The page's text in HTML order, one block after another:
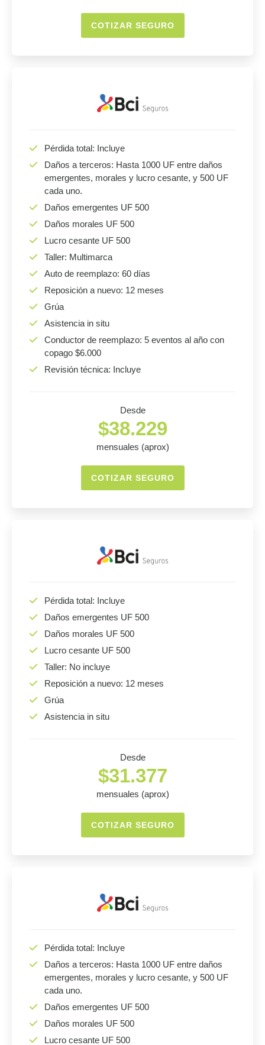
COTIZAR SEGURO
Pérdida total: Incluye
Daños a terceros: Hasta 1000 UF entre daños
emergentes, morales y lucro cesante, y 500 UF
cada uno.
Daños emergentes UF 500
Daños morales UF 500
Lucro cesante UF 500
Taller: Multimarca
Auto de reemplazo: 60 días
Reposición a nuevo: 12 meses
Grúa
Asistencia in situ
Conductor de reemplazo: 5 eventos al año con
copago $6.000
Revisión técnica: Incluye
Desde
$38.229
mensuales (aprox)
COTIZAR SEGURO
Pérdida total: Incluye
Daños emergentes UF 500
Daños morales UF 500
Lucro cesante UF 500
Taller: No incluye
Reposición a nuevo: 12 meses
Grúa
Asistencia in situ
Desde
$31.377
mensuales (aprox)
COTIZAR SEGURO
Pérdida total: Incluye
Daños a terceros: Hasta 1000 UF entre daños
emergentes, morales y lucro cesante, y 500 UF
cada uno.
Daños emergentes UF 500
Daños morales UF 500
Lucro cesante UF 500